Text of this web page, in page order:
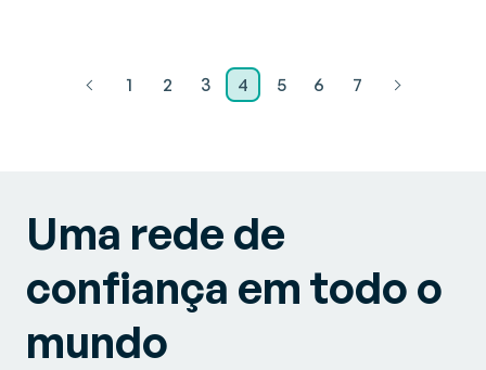
1 2 3 4 5 6 7
Uma rede de
confiança em todo o
mundo